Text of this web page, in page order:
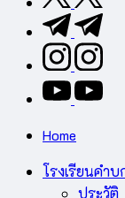
t.me
instagram.com
youtube.com
Home
โรงเรียนคำ
ประวัติ